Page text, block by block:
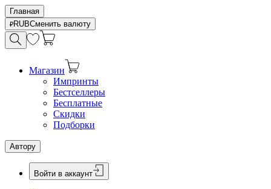
Главная
RUBСменить валюту
Магазин
Импринты
Бестселлеры
Бесплатные
Скидки
Подборки
Автору
Войти в аккаунт